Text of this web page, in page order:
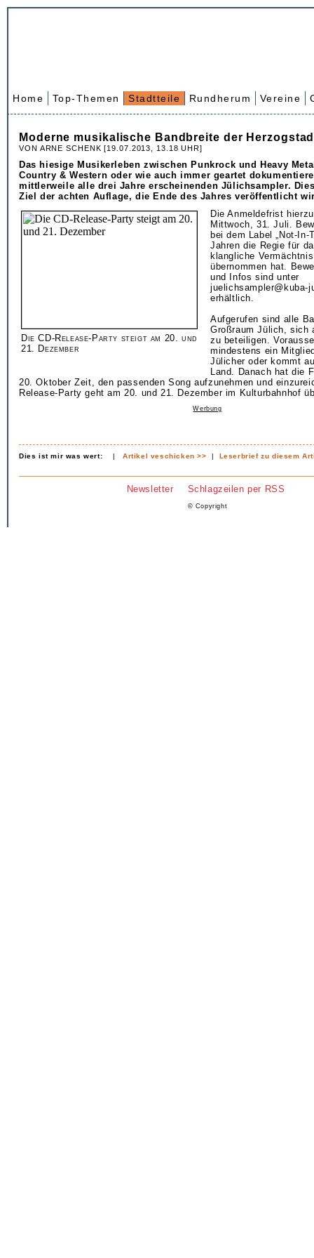
Home Top-Themen Stadtteile Rundherum Vereine
Moderne musikalische Bandbreite der
VON ARNE SCHENK [19.07.2013, 13.18 UHR]
Das hiesige Musikerleben zwischen Punkrock und Heavy
Country & Western oder wie auch immer geartet
mittlerweile alle drei Jahre erscheinenden Jülichsampler.
Ziel der achten Auflage, die Ende des Jahres veröffentlicht
Die CD-Release-Party steigt am 20. und
21. Dezember
Die Anmeldefrist
Mittwoch, 31. Juli.
bei dem Label „Not-In-
Jahren die Regie für
klangliche
übernommen hat.
und Infos sind unter
juelichsampler@kuba-
erhältlich.
Aufgerufen sind alle
Großraum Jülich, sich
zu beteiligen.
mindestens ein
Jülicher oder kommt
Land. Danach hat die
20. Oktober Zeit, den passenden Song aufzunehmen und
Release-Party geht am 20. und 21. Dezember im Kulturbahnhof
Werbung
Dies ist mir was wert: |Artikel veschicken >> | Leserbrief zu diesem
Newsletter Schlagzeilen per RSS
© Copyright